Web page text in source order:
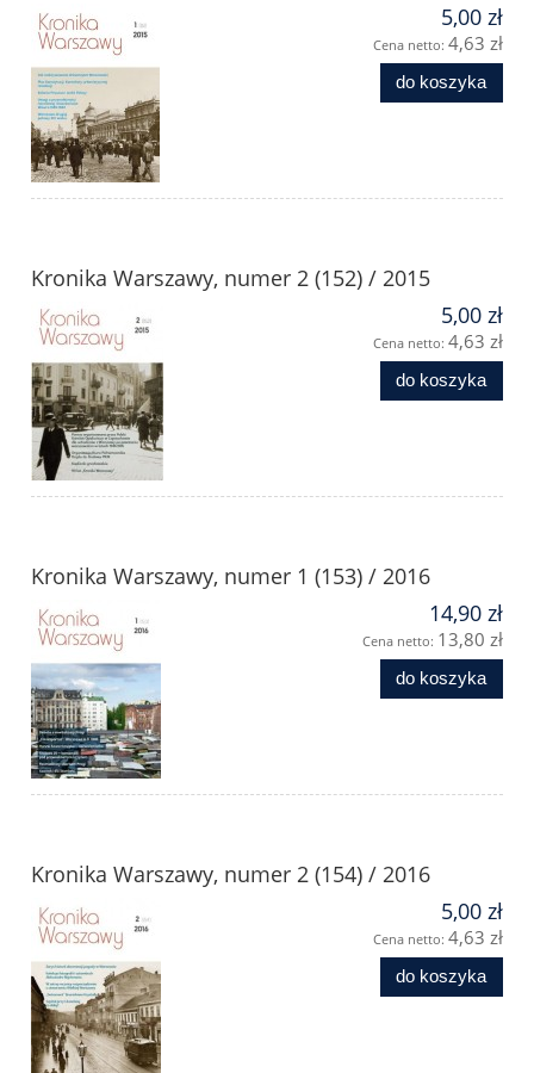
5,00 zł
Cena netto: 4,63 zł
do koszyka
Kronika Warszawy, numer 2 (152) / 2015
5,00 zł
Cena netto: 4,63 zł
do koszyka
Kronika Warszawy, numer 1 (153) / 2016
14,90 zł
Cena netto: 13,80 zł
do koszyka
Kronika Warszawy, numer 2 (154) / 2016
5,00 zł
Cena netto: 4,63 zł
do koszyka